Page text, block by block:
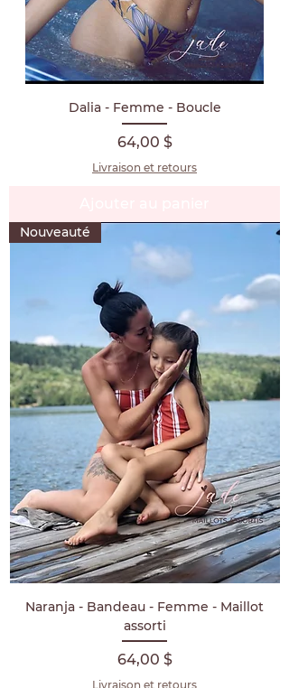
Dalia - Femme - Boucle
Prix
64,00 $
Livraison et retours
Nouveauté
Naranja - Bandeau - Femme - Maillot
assorti
Prix
64,00 $
Livraison et retours